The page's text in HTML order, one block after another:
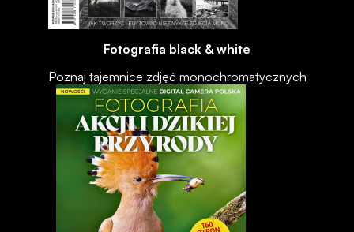
Fotografia black & white
Poznaj tajemnice zdjęć monochromatycznych